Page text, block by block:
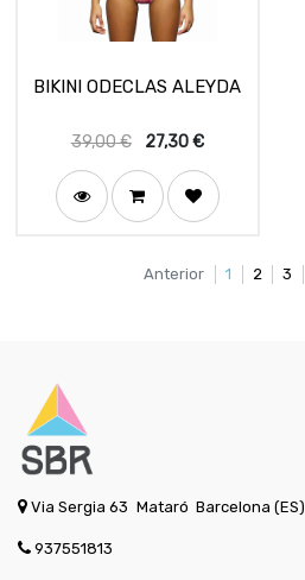
BIKINI ODECLAS ALEYDA
39,00€ 27,30€
Anterior 1 2 3
Via Sergia 63 Mataró Barcelona (ES)
937551813